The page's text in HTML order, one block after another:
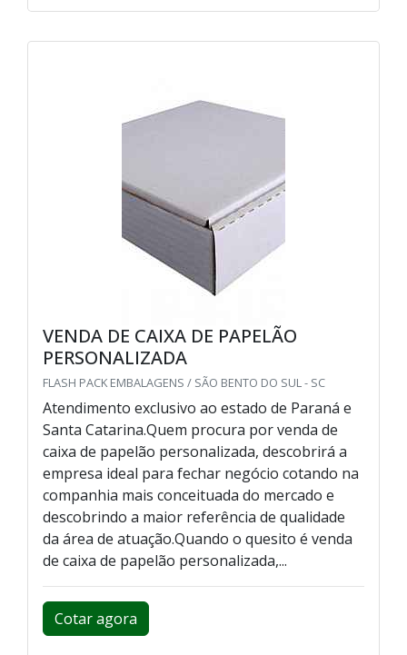
VENDA DE CAIXA DE PAPELÃO
PERSONALIZADA
FLASH PACK EMBALAGENS / SÃO BENTO DO SUL - SC
Atendimento exclusivo ao estado de Paraná e
Santa Catarina.Quem procura por venda de
caixa de papelão personalizada, descobrirá a
empresa ideal para fechar negócio cotando na
companhia mais conceituada do mercado e
descobrindo a maior referência de qualidade
da área de atuação.Quando o quesito é venda
de caixa de papelão personalizada,...
Cotar agora